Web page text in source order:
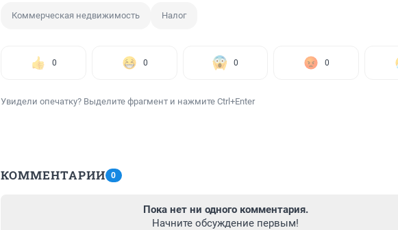
Коммерческая недвижимость Налог
0 0 0 0
Увидели опечатку? Выделите фрагмент и нажмите Ctrl+Enter
КОММЕНТАРИИ 0
Пока нет ни одного комментария.
Начните обсуждение первым!